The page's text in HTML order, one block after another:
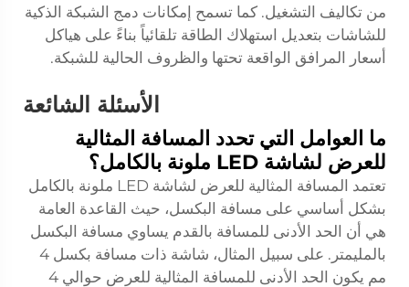
من تكاليف التشغيل. كما تسمح إمكانات دمج الشبكة الذكية
للشاشات بتعديل استهلاك الطاقة تلقائياً بناءً على هياكل
أسعار المرافق الواقعة تحتها والظروف الحالية للشبكة.
الأسئلة الشائعة
ما العوامل التي تحدد المسافة المثالية
للعرض لشاشة LED ملونة بالكامل؟
تعتمد المسافة المثالية للعرض لشاشة LED ملونة بالكامل
بشكل أساسي على مسافة البكسل، حيث القاعدة العامة
هي أن الحد الأدنى للمسافة بالقدم يساوي مسافة البكسل
بالمليمتر. على سبيل المثال، شاشة ذات مسافة بكسل 4
مم يكون الحد الأدنى للمسافة المثالية للعرض حوالي 4